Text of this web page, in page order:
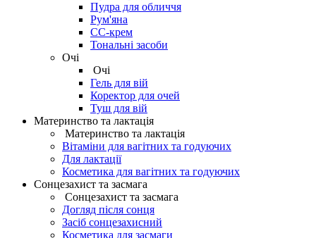
Пудра для обличчя
Рум'яна
СС-крем
Тональні засоби
Очі
Очі
Гель для вій
Коректор для очей
Туш для вій
Материнство та лактація
Материнство та лактація
Вітаміни для вагітних та годуючих
Для лактації
Косметика для вагітних та годуючих
Сонцезахист та засмага
Сонцезахист та засмага
Догляд після сонця
Засіб сонцезахисний
Косметика для засмаги